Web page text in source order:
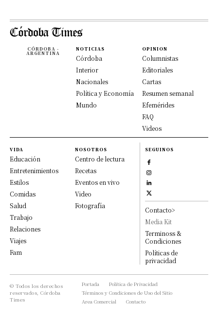
CÓRDOBA -
ARGENTINA
NOTICIAS
Córdoba
Interior
Nacionales
Política y Economía
Mundo
OPINION
Columnistas
Editoriales
Cartas
Resumen semanal
Efemérides
FAQ
Videos
VIDA
Educación
Entretenimientos
Estilos
Comidas
Salud
Trabajo
Relaciones
Viajes
Fam
NOSOTROS
Centro de lectura
Recetas
Eventos en vivo
Video
Fotografía
SEGUINOS
Contacto>
Media Kit
Terminoss &
Condiciones
Políticas de
privacidad
© Todos los derechos
reservados, Córdoba
Times
Portada
Política de Privacidad
Términos y Condiciones de Uso del Sitio
Area Comercial
Contacto